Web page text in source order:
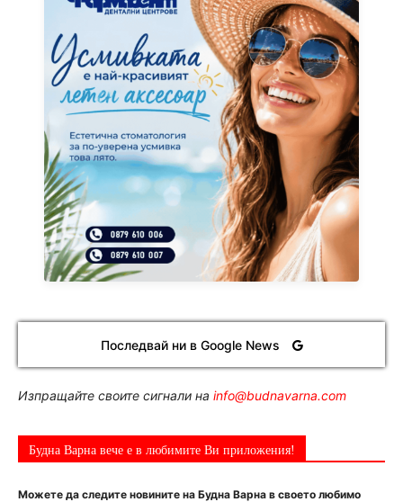
Последвай ни в Google News
Изпращайте своите сигнали на info@budnavarna.com
Будна Варна вече е в любимите Ви приложения!
Можете да следите новините на Будна Варна в своето любимо